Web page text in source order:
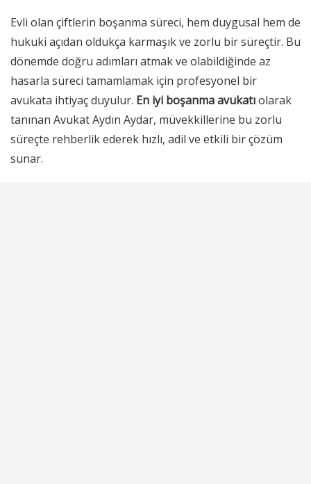
Evli olan çiftlerin boşanma süreci, hem duygusal hem de
hukuki açıdan oldukça karmaşık ve zorlu bir süreçtir. Bu
dönemde doğru adımları atmak ve olabildiğinde az
hasarla süreci tamamlamak için profesyonel bir
avukata ihtiyaç duyulur. En iyi boşanma avukatıolarak
tanınan Avukat Aydın Aydar, müvekkillerine bu zorlu
süreçte rehberlik ederek hızlı, adil ve etkili bir çözüm
sunar.